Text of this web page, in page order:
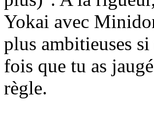
Yokai avec
plus ambitieuses
fois que tu as
règle.